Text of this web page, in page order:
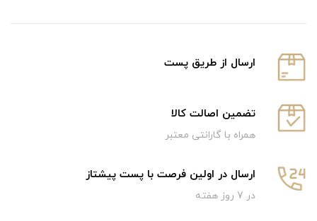
ارسال از طریق پست
تضمین اصالت کالا
همراه با گارانتی معتبر
ارسال در اولین فرصت با پست پیشتاز
در 7 روز هفته